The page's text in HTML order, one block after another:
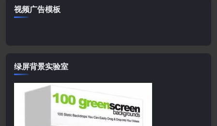
视频广告模板
绿屏背景实验室